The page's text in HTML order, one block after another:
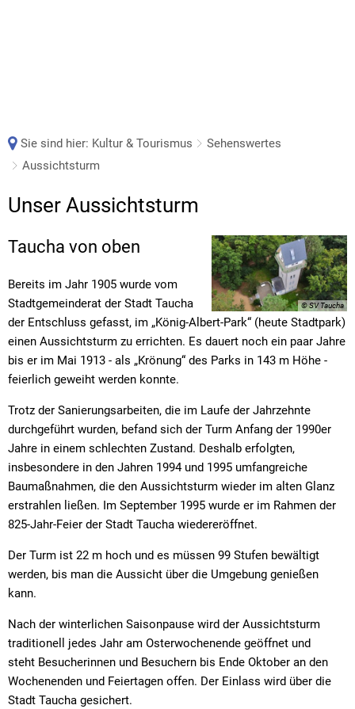
Sie sind hier: Kultur & Tourismus
Sehenswertes
Aussichtsturm
Aussichtsturm
Unser Aussichtsturm
© SV Taucha
Taucha von oben
Bereits im Jahr 1905 wurde vom
Stadtgemeinderat der Stadt Taucha
der Entschluss gefasst, im „König-Albert-Park“ (heute Stadtpark)
einen Aussichtsturm zu errichten. Es dauert noch ein paar Jahre
bis er im Mai 1913 - als „Krönung“ des Parks in 143 m Höhe -
feierlich geweiht werden konnte.
Trotz der Sanierungsarbeiten, die im Laufe der Jahrzehnte
durchgeführt wurden, befand sich der Turm Anfang der 1990er
Jahre in einem schlechten Zustand. Deshalb erfolgten,
insbesondere in den Jahren 1994 und 1995 umfangreiche
Baumaßnahmen, die den Aussichtsturm wieder im alten Glanz
erstrahlen ließen. Im September 1995 wurde er im Rahmen der
825-Jahr-Feier der Stadt Taucha wiedereröffnet.
Der Turm ist 22 m hoch und es müssen 99 Stufen bewältigt
werden, bis man die Aussicht über die Umgebung genießen
kann.
Nach der winterlichen Saisonpause wird der Aussichtsturm
traditionell jedes Jahr am Osterwochenende geöffnet und
steht Besucherinnen und Besuchern bis Ende Oktober an den
Wochenenden und Feiertagen offen. Der Einlass wird über die
Stadt Taucha gesichert.